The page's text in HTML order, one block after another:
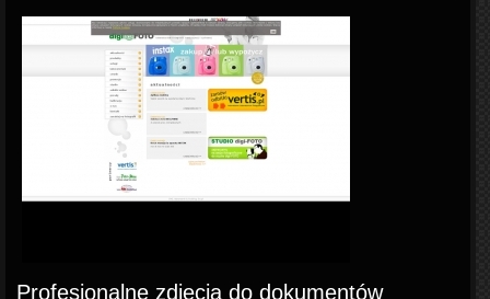
Profesjonalne zdjęcia do dokumentów